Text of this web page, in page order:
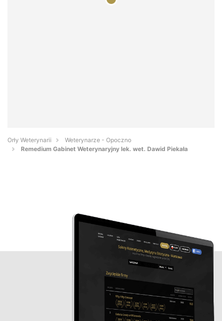
Orły Weterynarii
Weterynarze - Opoczno
Remedium Gabinet Weterynaryjny lek. wet. Dawid Piekała